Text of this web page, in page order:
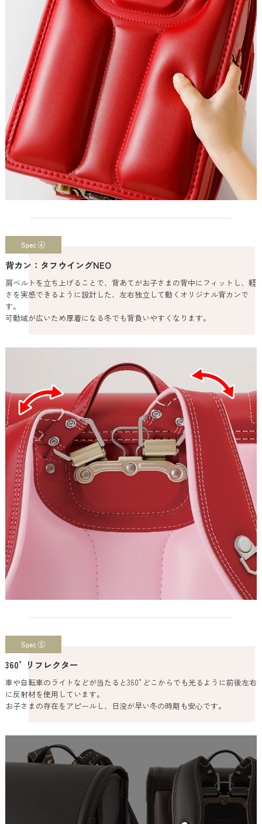
Spec ④
背カン：タフウイングNEO
肩ベルトを立ち上げることで、背あてがお子さまの背中にフィットし、軽
さを実感できるように設計した、左右独立して動くオリジナル背カンで
す。
可動域が広いため厚着になる冬でも背負いやすくなります。
Spec ⑤
360°リフレクター
車や自転車のライトなどが当たると360°どこからでも光るように前後左右
に反射材を使用しています。
お子さまの存在をアピールし、日没が早い冬の時期も安心です。